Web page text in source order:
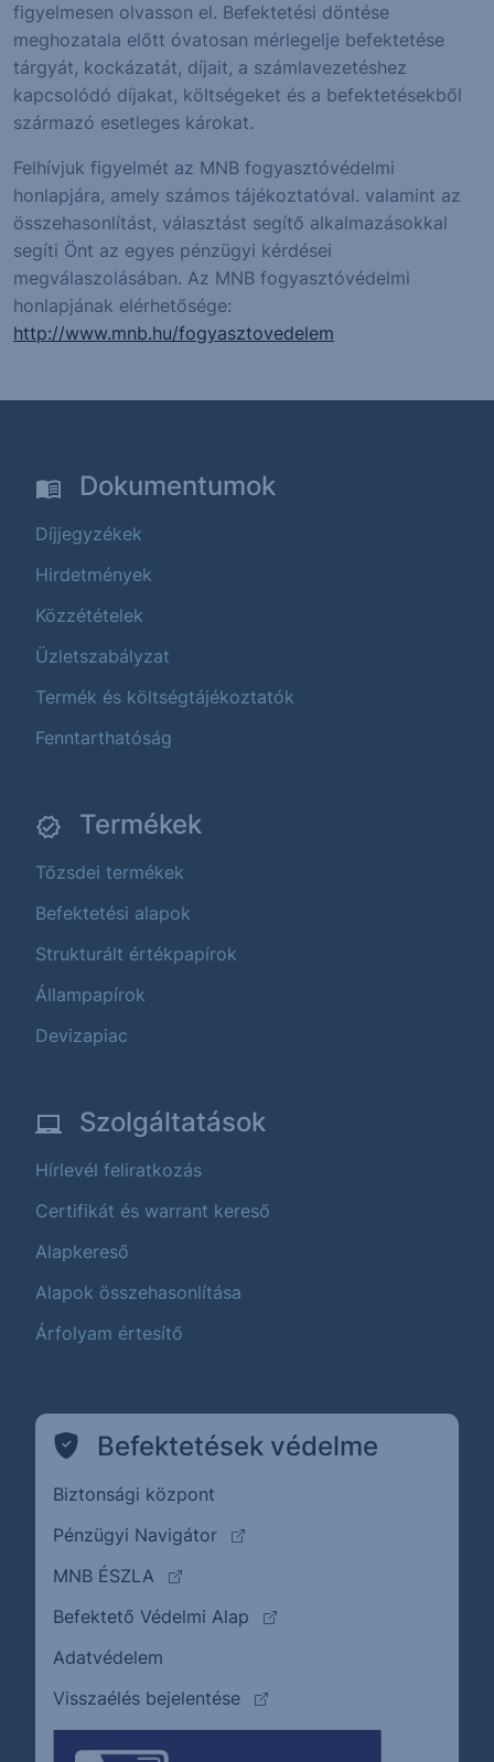
figyelmesen olvasson el. Befektetési döntése
meghozatala előtt óvatosan mérlegelje befektetése
tárgyát, kockázatát, díjait, a számlavezetéshez
kapcsolódó díjakat, költségeket és a befektetésekből
származó esetleges károkat.
Felhívjuk figyelmét az MNB fogyasztóvédelmi
honlapjára, amely számos tájékoztatóval. valamint az
összehasonlítást, választást segítő alkalmazásokkal
segíti Önt az egyes pénzügyi kérdései
megválaszolásában. Az MNB fogyasztóvédelmi
honlapjának elérhetősége:
http://www.mnb.hu/fogyasztovedelem
Dokumentumok
Díjjegyzékek
Hirdetmények
Közzétételek
Üzletszabályzat
Termék és költségtájékoztatók
Fenntarthatóság
Termékek
Tőzsdei termékek
Befektetési alapok
Strukturált értékpapírok
Állampapírok
Devizapiac
Szolgáltatások
Hírlevél feliratkozás
Certifikát és warrant kereső
Alapkereső
Alapok összehasonlítása
Árfolyam értesítő
Befektetések védelme
Biztonsági központ
Pénzügyi Navigátor
(külső oldalra ugrik)
MNB ÉSZLA
(külső oldalra ugrik)
Befektető Védelmi Alap
(külső oldalra ugrik)
Adatvédelem
Visszaélés bejelentése
(külső oldalra ugrik)